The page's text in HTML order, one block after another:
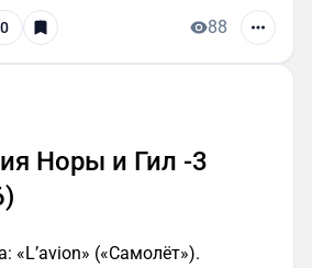
0 88
Норы и Гил -3
«L’avion» («Самолёт»).